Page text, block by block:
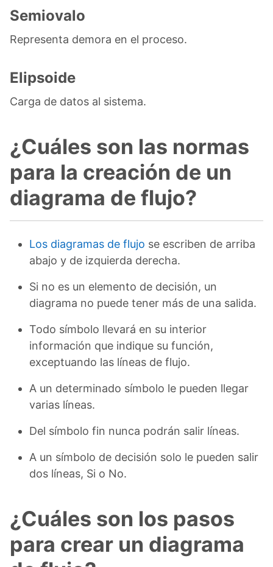
Semiovalo
Representa demora en el proceso.
Elipsoide
Carga de datos al sistema.
¿Cuáles son las normas
para la creación de un
diagrama de flujo?
Los diagramas de flujo se escriben de arriba
abajo y de izquierda derecha.
Si no es un elemento de decisión, un
diagrama no puede tener más de una salida.
Todo símbolo llevará en su interior
información que indique su función,
exceptuando las líneas de flujo.
A un determinado símbolo le pueden llegar
varias líneas.
Del símbolo fin nunca podrán salir líneas.
A un símbolo de decisión solo le pueden salir
dos líneas, Si o No.
¿Cuáles son los pasos
para crear un diagrama